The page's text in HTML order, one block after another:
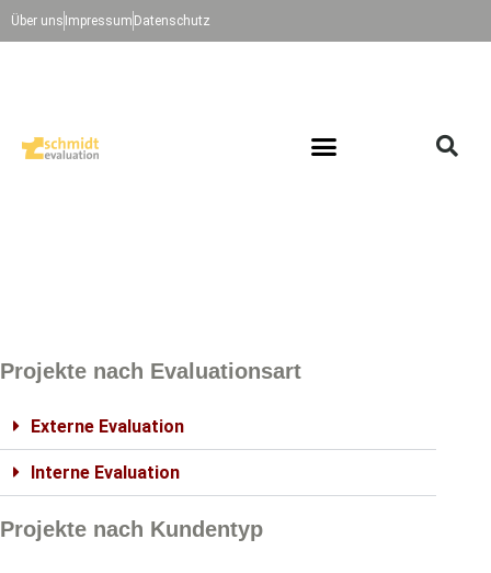
Über uns Impressum Datenschutz
Projekte nach Evaluationsart
Externe Evaluation
Interne Evaluation
Projekte nach Kundentyp